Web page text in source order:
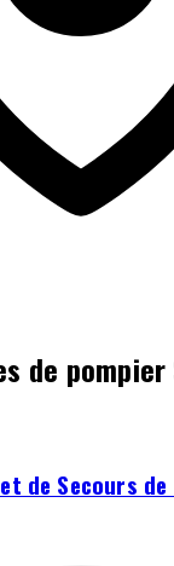
de pompier
de Secours